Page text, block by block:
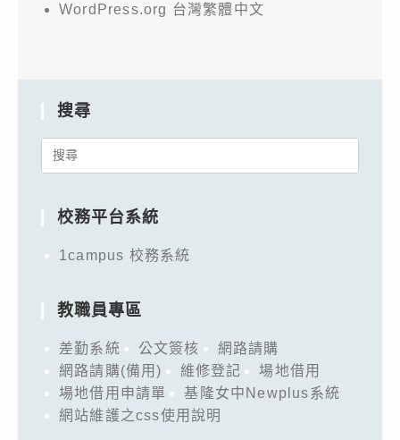
WordPress.org 台灣繁體中文
搜尋
Search
校務平台系統
1campus 校務系統
教職員專區
差勤系統 公文簽核
網路請購
網路請購(備用)
維修登記
場地借用
場地借用申請單
基隆女中Newplus系統
網站維護之css使用說明